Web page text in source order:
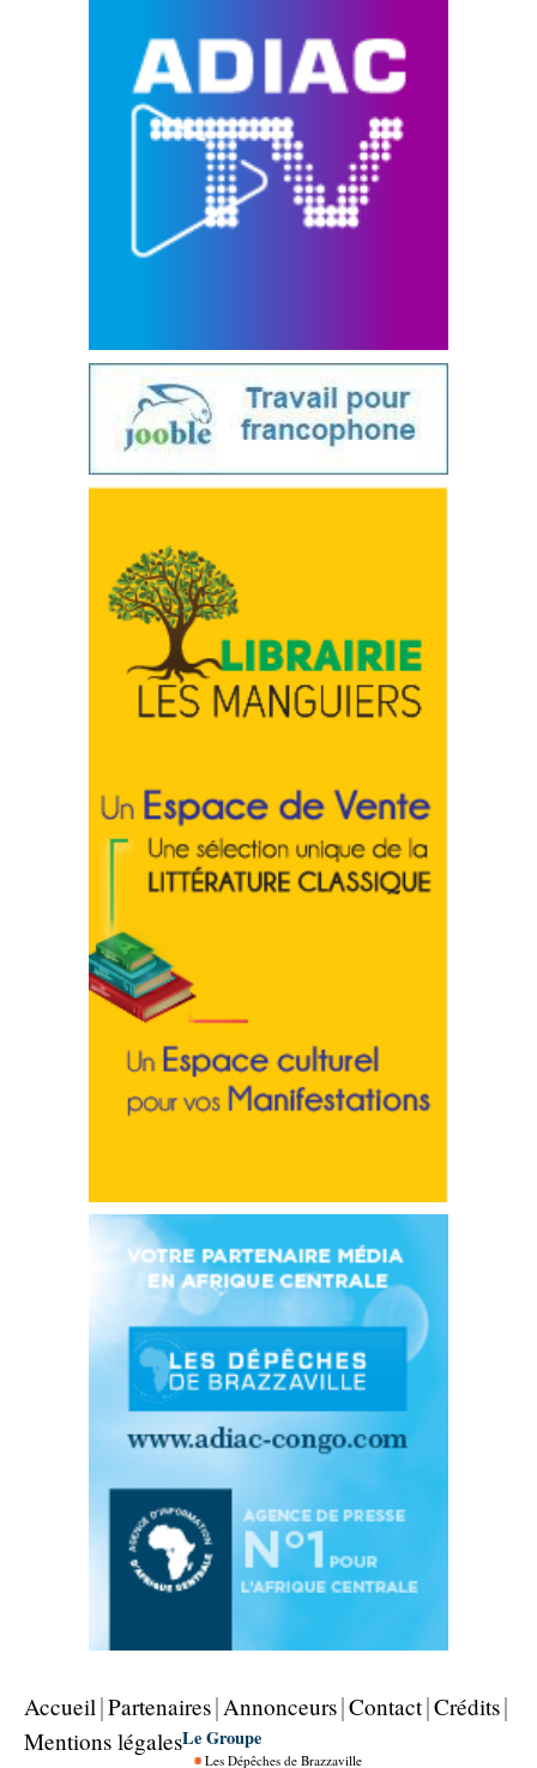
Accueil Partenaires Annonceurs Contact Crédits
Mentions légalesLe Groupe
Les Dépêches de Brazzaville